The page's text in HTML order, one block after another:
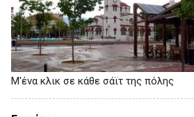
Μ'ένα κλικ σε κάθε σάϊτ της πόλης